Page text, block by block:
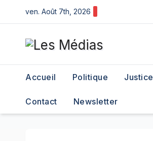
to
content
ven. Août 7th, 2026
Accueil Politique Justice
Contact Newsletter